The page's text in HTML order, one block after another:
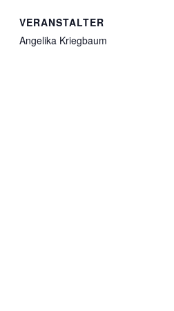
VERANSTALTER
Angelika Kriegbaum